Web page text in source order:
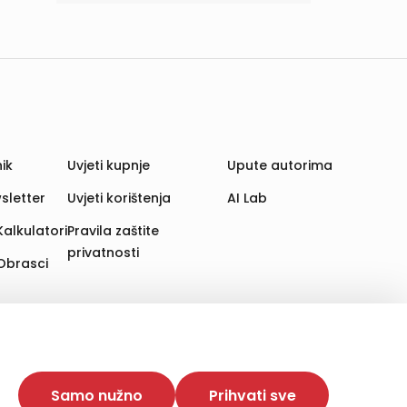
Time poboljšavamo korisničko iskustvo,
web stranica i uređaja u tu svrhu. Naši partneri
Samo nužno Prihvati sve
Uvjeti kupnje
Uvjeti korištenja
Pravila zaštite
privatnosti
Upute autorima
AI Lab